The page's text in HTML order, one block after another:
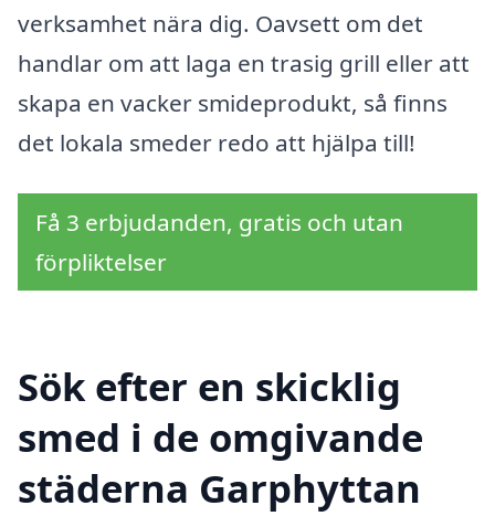
verksamhet nära dig. Oavsett om det
handlar om att laga en trasig grill eller att
skapa en vacker smideprodukt, så finns
det lokala smeder redo att hjälpa till!
Få 3 erbjudanden, gratis och utan
förpliktelser
Sök efter en skicklig
smed i de omgivande
städerna Garphyttan